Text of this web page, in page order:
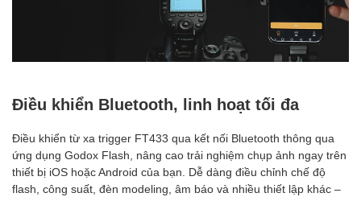
Điều khiển Bluetooth, linh hoạt tối đa
Điều khiển từ xa trigger FT433 qua kết nối Bluetooth thông qua
ứng dụng Godox Flash, nâng cao trải nghiệm chụp ảnh ngay trên
thiết bị iOS hoặc Android của bạn. Dễ dàng điều chỉnh chế độ
flash, công suất, đèn modeling, âm báo và nhiều thiết lập khác –